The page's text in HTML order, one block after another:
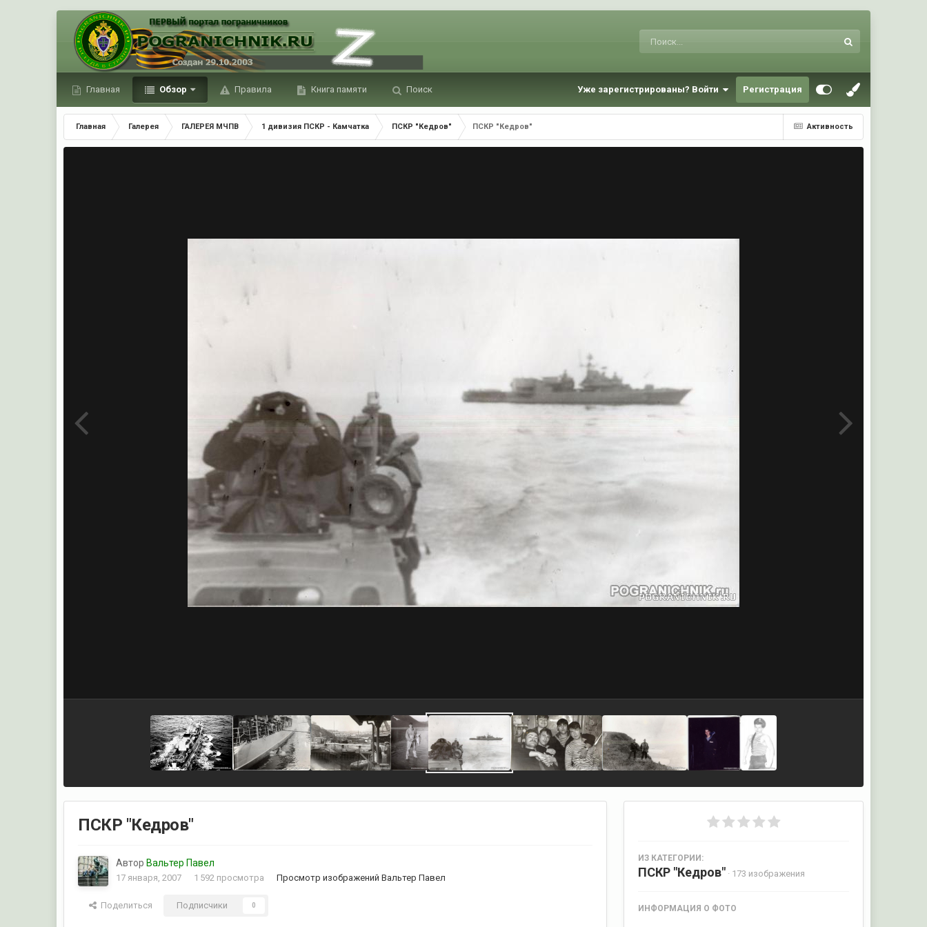
Главная Обзор Правила Книга памяти Поиск Уже зарегистрированы? Войти Регистрация
Активность
Главная Галерея ГАЛЕРЕЯ МЧПВ 1 дивизия ПСКР - Камчатка ПСКР "Кедров" ПСКР "Кедров"
ПСКР "Кедров"
Автор Вальтер Павел
17 января, 2007 1 592 просмотра Просмотр изображений Вальтер Павел
Поделиться Подписчики 0
ИЗ КАТЕГОРИИ:
ПСКР "Кедров" · 173 изображения
ИНФОРМАЦИЯ О ФОТО